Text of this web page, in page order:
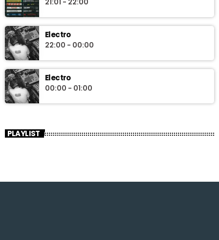
Electro
22:00 - 00:00
Electro
00:00 - 01:00
PLAYLIST